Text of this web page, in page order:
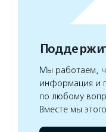
Мы работаем,
информация и
по любому
Вместе мы